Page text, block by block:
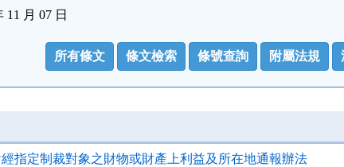
11 月 07 日
所有條文 條文檢索 條號查詢 附屬法規
指定制裁對象之財物或財產上利益及所在地通報辦法